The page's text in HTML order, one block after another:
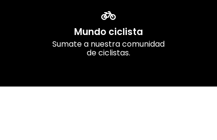
Mundo ciclista
Sumate a nuestra comunidad
de ciclistas.